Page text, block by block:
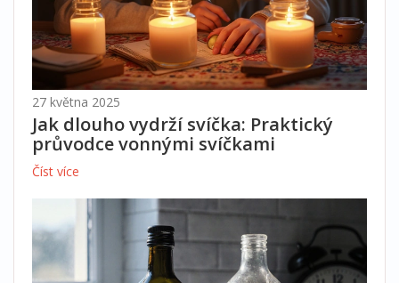
27 května 2025
Jak dlouho vydrží svíčka: Praktický
průvodce vonnými svíčkami
Číst více